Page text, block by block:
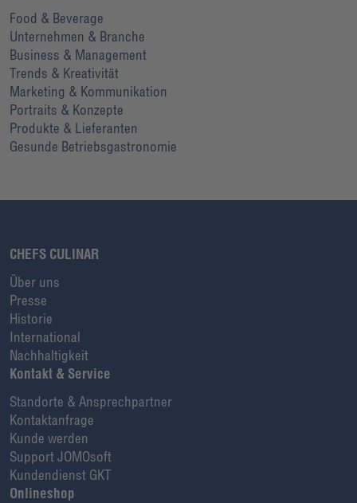
Food & Beverage
Unternehmen & Branche
Business & Management
Trends & Kreativität
Marketing & Kommunikation
Portraits & Konzepte
Produkte & Lieferanten
Gesunde Betriebsgastronomie
CHEFS CULINAR
Über uns
Presse
Historie
International
Nachhaltigkeit
Kontakt & Service
Standorte & Ansprechpartner
Kontaktanfrage
Kunde werden
Support JOMOsoft
Kundendienst GKT
Onlineshop